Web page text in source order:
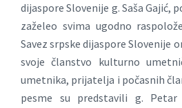
dijaspore Slovenije g. Saša Gajić,
zaželeo svima ugodno
Savez srpske dijaspore Slovenije
svoje članstvo kulturno
umetnika, prijatelja i počasnih
pesme su predstavili g. Petar